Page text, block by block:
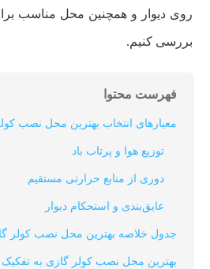
روی دیوار و همچنین محل مناسب
بررسی کنیم.
فهرست محتوا
معیارهای انتخاب بهترین محل نصب
توزیع هوا و پرتاب باد
دوری از منابع حرارتی مستقیم
عایق‌بندی و استحکام دیوار
جدول خلاصه بهترین محل نصب کولر
بهترین محل نصب کولر گازی به تفکیک